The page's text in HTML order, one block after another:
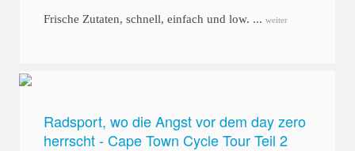
Frische Zutaten, schnell, einfach und low. ... weiter
Radsport, wo die Angst vor dem day zero
herrscht - Cape Town Cycle Tour Teil 2